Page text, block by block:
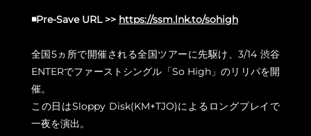
◾️Pre-Save URL >> https://ssm.lnk.to/sohigh
全国5ヵ所で開催される全国ツアーに先駆け、3/14 渋谷
ENTERでファーストシングル「So High」のリリパを開
催。
この日はSloppy Disk(KM+TJO)によるロングプレイで
一夜を演出。